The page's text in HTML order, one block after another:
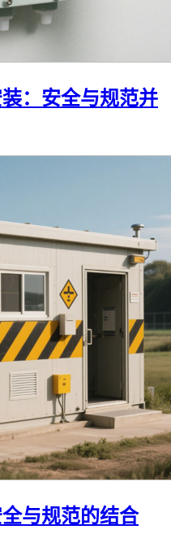
：安全与规范并
与规范的结合